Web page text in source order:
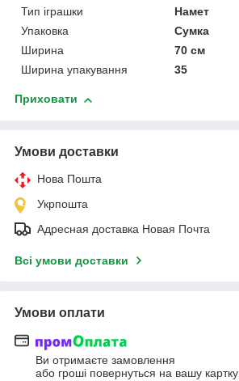
Тип іграшки
Намет
Упаковка
Сумка
Ширина
70 см
Ширина упакування
35
Приховати
Умови доставки
Нова Пошта
Укрпошта
Адресная доставка Новая Почта
Всі умови доставки
Умови оплати
Ви отримаєте замовлення
або гроші повернуться на вашу картку